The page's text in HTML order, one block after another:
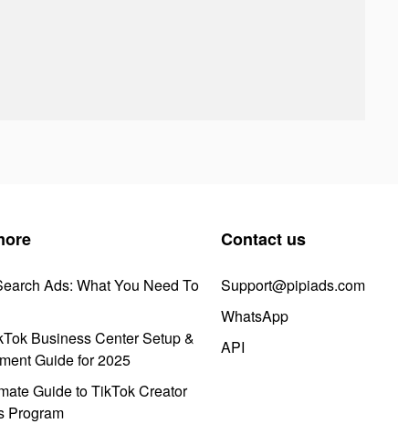
Ads: What You Need To
Business Center Setup &
Guide for 2025
Guide to TikTok Creator
Program
Contact us
Support@pipiads.com
WhatsApp
API